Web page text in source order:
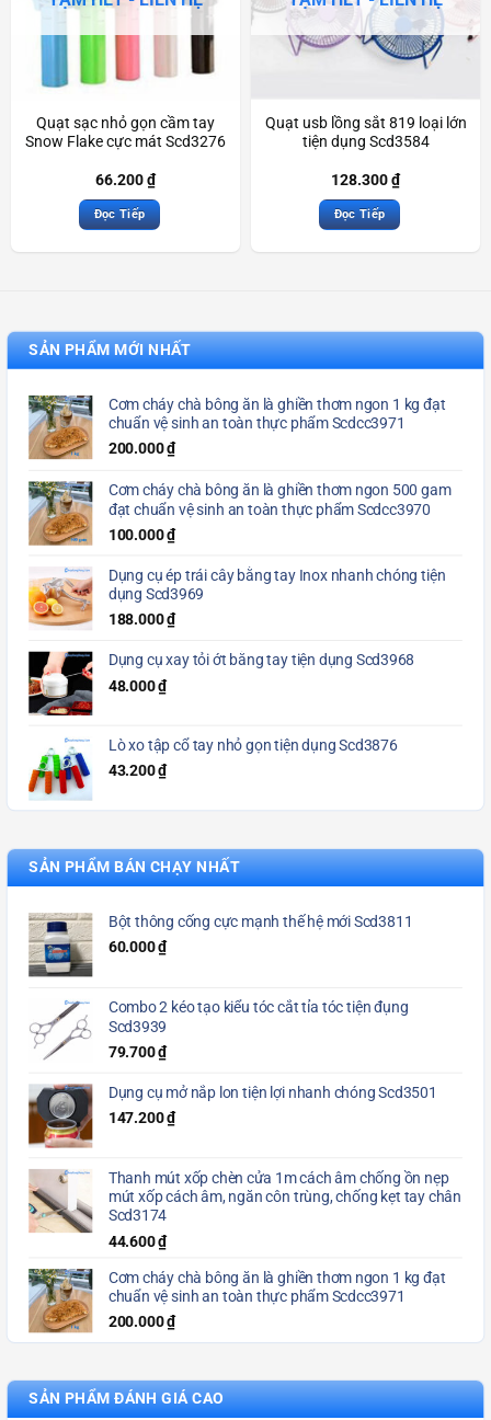
Quạt sạc nhỏ gọn cầm tay
Snow Flake cực mát Scd3276
66.200₫
Đọc Tiếp
Quạt usb lồng sắt 819 loại lớn
tiện dụng Scd3584
128.300₫
Đọc Tiếp
SẢN PHẨM MỚI NHẤT
Cơm cháy chà bông ăn là ghiền thơm ngon 1 kg đạt
chuẩn vệ sinh an toàn thực phẩm Scdcc3971
200.000₫
Cơm cháy chà bông ăn là ghiền thơm ngon 500 gam
đạt chuẩn vệ sinh an toàn thực phẩm Scdcc3970
100.000₫
Dụng cụ ép trái cây bằng tay Inox nhanh chóng tiện
dụng Scd3969
188.000₫
Dụng cụ xay tỏi ớt bằng tay tiện dụng Scd3968
48.000₫
Lò xo tập cổ tay nhỏ gọn tiện dụng Scd3876
43.200₫
SẢN PHẨM BÁN CHẠY NHẤT
Bột thông cống cực mạnh thế hệ mới Scd3811
60.000₫
Combo 2 kéo tạo kiểu tóc cắt tỉa tóc tiện đụng
Scd3939
79.700₫
Dụng cụ mở nắp lon tiện lợi nhanh chóng Scd3501
147.200₫
Thanh mút xốp chèn cửa 1m cách âm chống ồn nẹp
mút xốp cách âm, ngăn côn trùng, chống kẹt tay chân
Scd3174
44.600₫
Cơm cháy chà bông ăn là ghiền thơm ngon 1 kg đạt
chuẩn vệ sinh an toàn thực phẩm Scdcc3971
200.000₫
SẢN PHẨM ĐÁNH GIÁ CAO